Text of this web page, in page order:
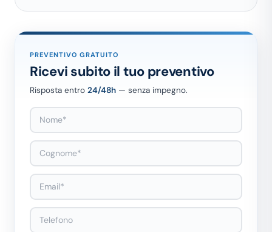
PREVENTIVO GRATUITO
Ricevi subito il tuo preventivo
Risposta entro 24/48h — senza impegno.